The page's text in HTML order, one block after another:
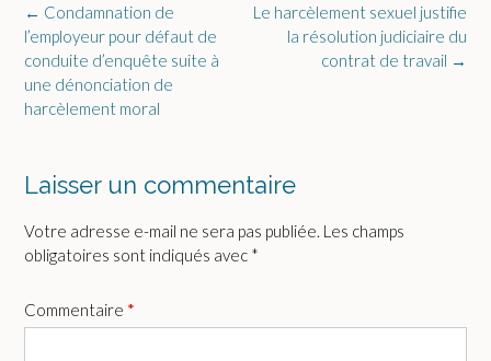
Post
navigation
Le harcèlement sexuel justifie
la résolution judiciaire du
contrat de travail →
← Condamnation de
l’employeur pour défaut de
conduite d’enquête suite à
une dénonciation de
harcèlement moral
Laisser un commentaire
Votre adresse e-mail ne sera pas publiée. Les champs
obligatoires sont indiqués avec *
Commentaire *